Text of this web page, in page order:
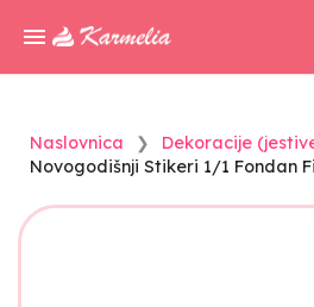
Naslovnica
Dekoracije
Novogodišnji Stikeri 1/1 Fondan